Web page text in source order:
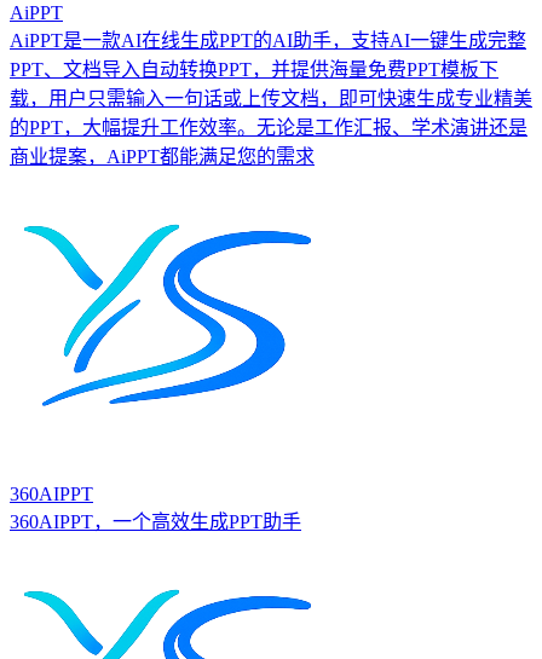
AiPPT
AiPPT是一款AI在线生成PPT的AI助手，支持AI一键生成完整
PPT、文档导入自动转换PPT，并提供海量免费PPT模板下
载，用户只需输入一句话或上传文档，即可快速生成专业精美
的PPT，大幅提升工作效率。无论是工作汇报、学术演讲还是
商业提案，AiPPT都能满足您的需求
360AIPPT
360AIPPT，一个高效生成PPT助手